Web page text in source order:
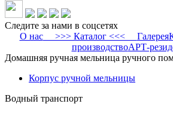
Следите за нами в соцсетях
О нас>>> Каталог <<< Галерея
производствоАРТ-
Домашняя ручная мельница ручного
Корпус ручной мельницы
Водный транспорт